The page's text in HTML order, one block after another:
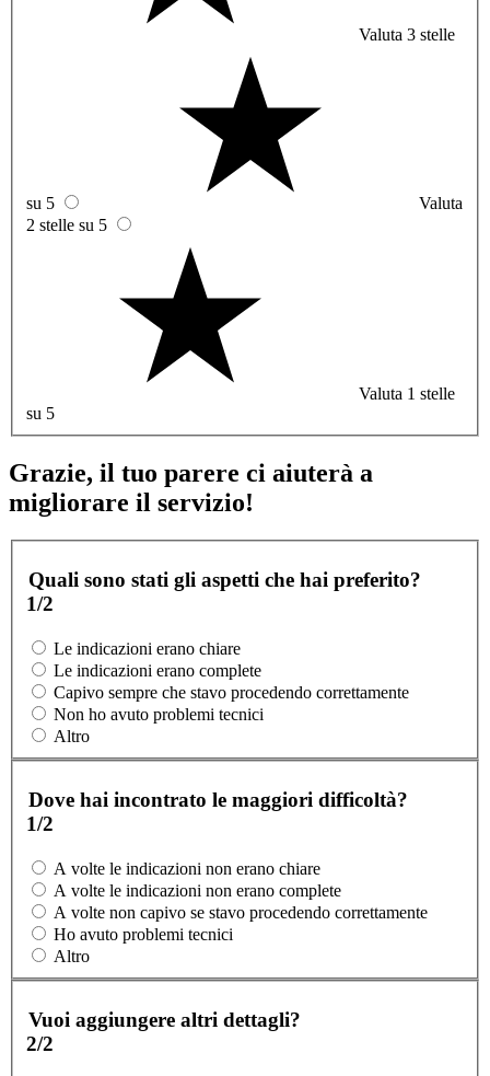
Valuta 3 stelle
su 5
Valuta
2 stelle su 5
Valuta 1 stelle
su 5
Grazie, il tuo parere ci aiuterà a
migliorare il servizio!
Quali sono stati gli aspetti che hai preferito?
1/2
Le indicazioni erano chiare
Le indicazioni erano complete
Capivo sempre che stavo procedendo correttamente
Non ho avuto problemi tecnici
Altro
Dove hai incontrato le maggiori difficoltà?
1/2
A volte le indicazioni non erano chiare
A volte le indicazioni non erano complete
A volte non capivo se stavo procedendo correttamente
Ho avuto problemi tecnici
Altro
Vuoi aggiungere altri dettagli?
2/2